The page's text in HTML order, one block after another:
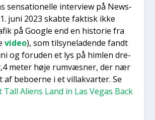
sen­sa­tio­nel­le inter­view på News­
juni 2023 skab­te fak­tisk ikke
på Goog­le end en histo­rie fra
video), som til­sy­ne­la­den­de fandt
og for­u­den et lys på him­len dre­
meter høje rumvæs­ner, der nær
bebo­er­ne i et vil­lakvar­ter. Se
Tall Ali­ens Land in Las Vegas Back